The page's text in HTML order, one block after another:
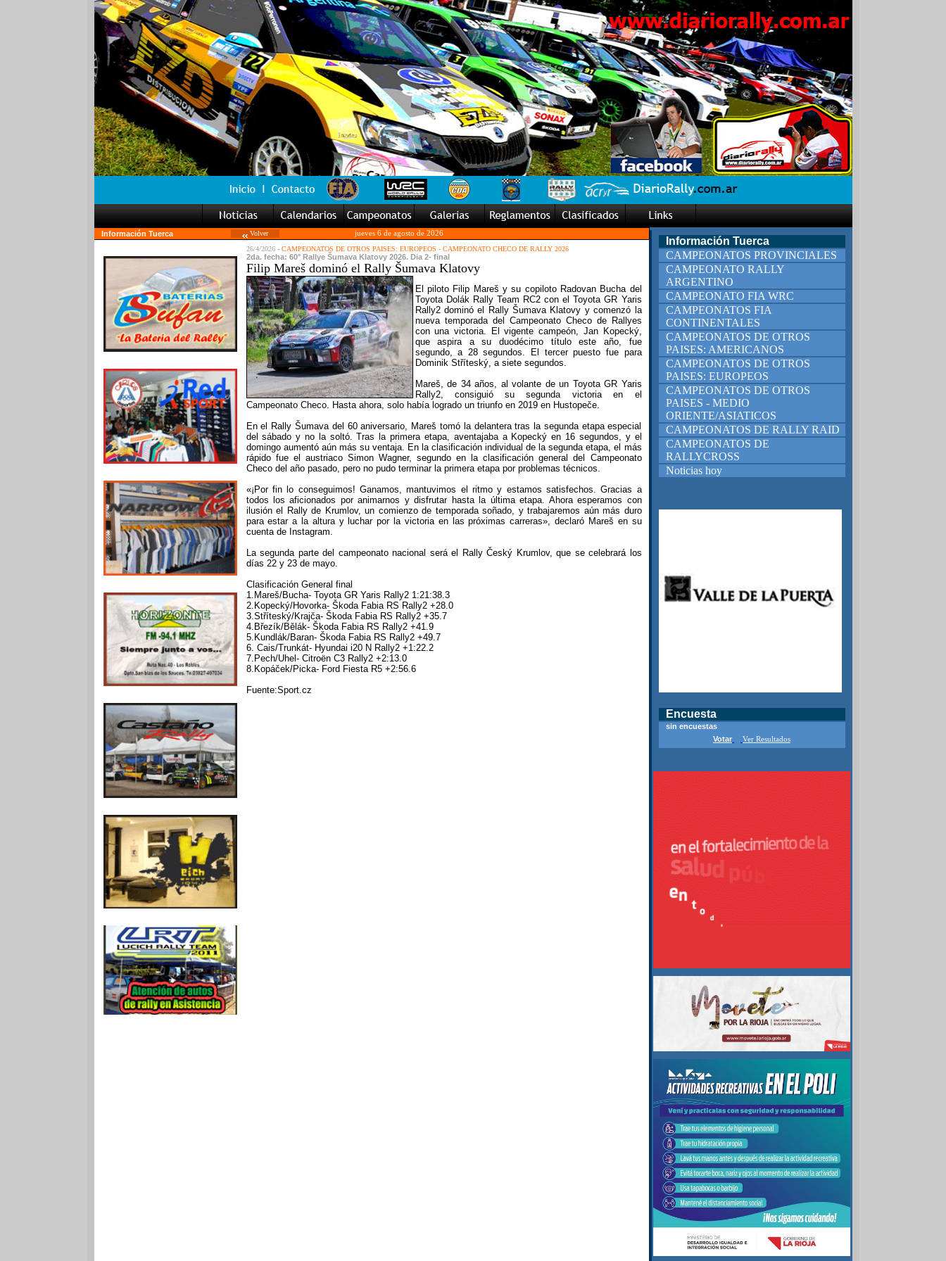
Información Tuerca Volver jueves 6 de agosto de 2026
Información Tuerca
CAMPEONATOS PROVINCIALES
CAMPEONATO RALLY
ARGENTINO
CAMPEONATO FIA WRC
CAMPEONATOS FIA
CONTINENTALES
CAMPEONATOS DE OTROS
PAISES: AMERICANOS
CAMPEONATOS DE OTROS
PAISES: EUROPEOS
CAMPEONATOS DE OTROS
PAISES - MEDIO
ORIENTE/ASIATICOS
CAMPEONATOS DE RALLY RAID
CAMPEONATOS DE
RALLYCROSS
Noticias hoy
Encuesta
sin encuestas
Votar
Ver Resultados
26/4/2026 - CAMPEONATOS DE OTROS PAISES: EUROPEOS - CAMPEONATO CHECO DE RALLY 2026
2da. fecha: 60° Rallye Šumava Klatovy 2026. Dia 2- final
Filip Mareš dominó el Rally Šumava Klatovy
El piloto Filip Mareš y su copiloto Radovan Bucha del
Toyota Dolák Rally Team RC2 con el Toyota GR Yaris
Rally2 dominó el Rally Šumava Klatovy y comenzó la
nueva temporada del Campeonato Checo de Rallyes
con una victoria. El vigente campeón, Jan Kopecký,
que aspira a su duodécimo título este año, fue
segundo, a 28 segundos. El tercer puesto fue para
Dominik Stříteský, a siete segundos.
Mareš, de 34 años, al volante de un Toyota GR Yaris
Rally2, consiguió su segunda victoria en el
Campeonato Checo. Hasta ahora, solo había logrado un triunfo en 2019 en Hustopeče.
En el Rally Šumava del 60 aniversario, Mareš tomó la delantera tras la segunda etapa especial
del sábado y no la soltó. Tras la primera etapa, aventajaba a Kopecký en 16 segundos, y el
domingo aumentó aún más su ventaja. En la clasificación individual de la segunda etapa, el más
rápido fue el austriaco Simon Wagner, segundo en la clasificación general del Campeonato
Checo del año pasado, pero no pudo terminar la primera etapa por problemas técnicos.
«¡Por fin lo conseguimos! Ganamos, mantuvimos el ritmo y estamos satisfechos. Gracias a
todos los aficionados por animarnos y disfrutar hasta la última etapa. Ahora esperamos con
ilusión el Rally de Krumlov, un comienzo de temporada soñado, y trabajaremos aún más duro
para estar a la altura y luchar por la victoria en las próximas carreras», declaró Mareš en su
cuenta de Instagram.
La segunda parte del campeonato nacional será el Rally Český Krumlov, que se celebrará los
días 22 y 23 de mayo.
Clasificación General final
1.Mareš/Bucha- Toyota GR Yaris Rally2 1:21:38.3
2.Kopecký/Hovorka- Škoda Fabia RS Rally2 +28.0
3.Stříteský/Krajča- Škoda Fabia RS Rally2 +35.7
4.Březík/Bělák- Škoda Fabia RS Rally2 +41.9
5.Kundlák/Baran- Škoda Fabia RS Rally2 +49.7
6. Cais/Trunkát- Hyundai i20 N Rally2 +1:22.2
7.Pech/Uhel- Citroën C3 Rally2 +2:13.0
8.Kopáček/Picka- Ford Fiesta R5 +2:56.6
Fuente:Sport.cz